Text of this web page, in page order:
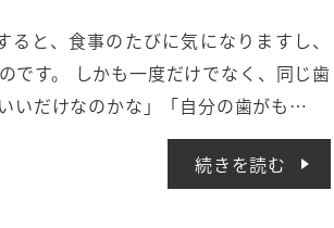
と、食事のたびに気になりますし、
です。 しかも一度だけでなく、同じ歯
いだけなのかな」「自分の歯がも…
続きを読む